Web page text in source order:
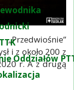
Oddziałów
i z około 200 z
r. A z drugą